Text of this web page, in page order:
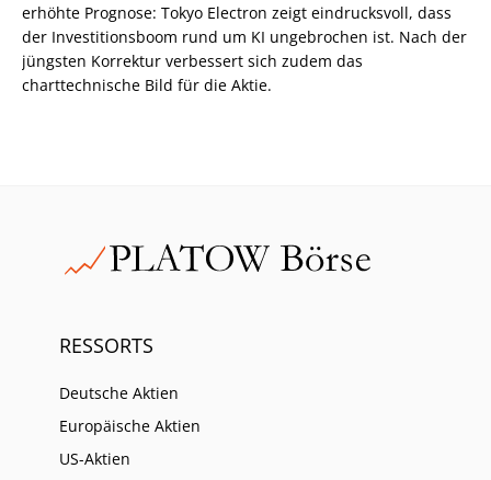
erhöhte Prognose: Tokyo Electron zeigt eindrucksvoll, dass
der Investitionsboom rund um KI ungebrochen ist. Nach der
jüngsten Korrektur verbessert sich zudem das
charttechnische Bild für die Aktie.
RESSORTS
Deutsche Aktien
Europäische Aktien
US-Aktien